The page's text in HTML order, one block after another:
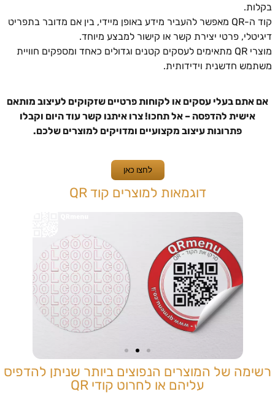
בקלות.
קוד ה-QR מאפשר להעביר מידע באופן מיידי, בין אם מדובר בתפריט
דיגיטלי, פרטי יצירת קשר או קישור למבצע מיוחד.
מוצרי QR מתאימים לעסקים קטנים וגדולים כאחד ומספקים חוויית
משתמש חדשנית וידידותית.
אם אתם בעלי עסקים או לקוחות פרטיים שזקוקים לעיצוב מותאם
אישית להדפסה – אל תחכו! צרו איתנו קשר עוד היום וקבלו
פתרונות עיצוב מקצועיים ומדויקים למוצרים שלכם.
לחצו כאן
דוגמאות למוצרים קוד QR
רשימה של המוצרים הנפוצים ביותר שניתן להדפיס
עליהם או לחרוט קודי QR